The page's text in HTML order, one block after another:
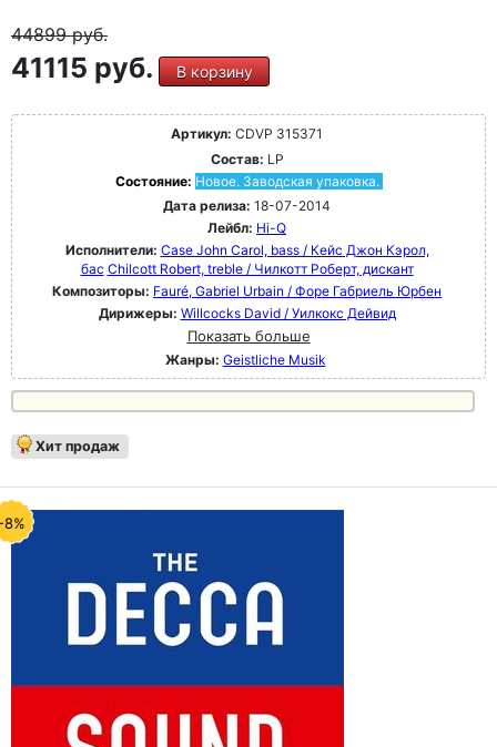
44899руб.
41115 руб. В корзину
Артикул: CDVP 315371
Состав: LP
Состояние: Новое. Заводская упаковка.
Дата релиза: 18-07-2014
Лейбл: Hi-Q
Исполнители: Case John Carol, bass / Кейс Джон Кэрол,
бас Chilcott Robert, treble / Чилкотт Роберт, дискант
Композиторы: Fauré, Gabriel Urbain / Форе Габриель Юрбен
Дирижеры: Willcocks David / Уилкокс Дейвид
Показать больше
Жанры: Geistliche Musik
Хит продаж
8%